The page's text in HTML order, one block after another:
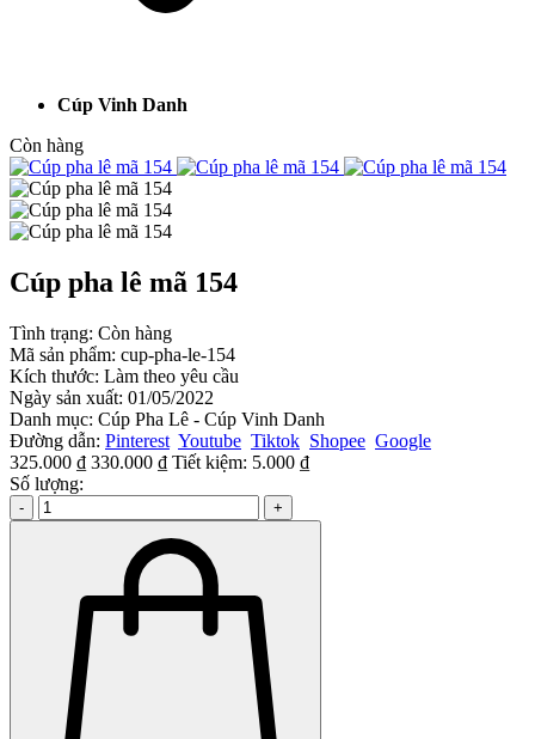
Cúp Vinh Danh
Còn hàng
Cúp pha lê mã 154
Tình trạng: Còn hàng
Mã sản phẩm: cup-pha-le-154
Kích thước: Làm theo yêu cầu
Ngày sản xuất: 01/05/2022
Danh mục: Cúp Pha Lê - Cúp Vinh Danh
Đường dẫn: Pinterest Youtube Tiktok Shopee Google
325.000 ₫ 330.000 ₫ Tiết kiệm: 5.000 ₫
Số lượng:
- +